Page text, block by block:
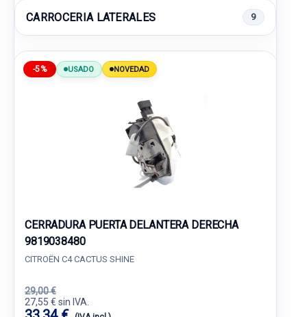
CARROCERIA LATERALES 9
-5% USADO NOVEDAD
CERRADURA PUERTA DELANTERA DERECHA
9819038480
CITROËN C4 CACTUS SHINE
29,00 €
27,55 € sin IVA.